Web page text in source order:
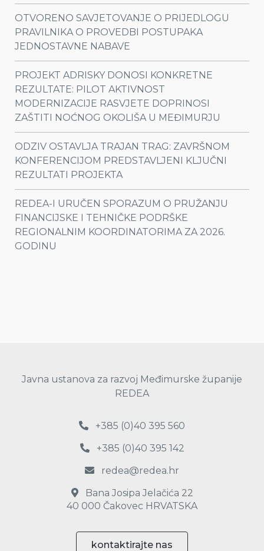
OTVORENO SAVJETOVANJE O PRIJEDLOGU
PRAVILNIKA O PROVEDBI POSTUPAKA
JEDNOSTAVNE NABAVE
PROJEKT ADRISKY DONOSI KONKRETNE
REZULTATE: PILOT AKTIVNOST
MODERNIZACIJE RASVJETE DOPRINOSI
ZAŠTITI NOĆNOG OKOLIŠA U MEĐIMURJU
ODZIV OSTAVLJA TRAJAN TRAG: ZAVRŠNOM
KONFERENCIJOM PREDSTAVLJENI KLJUČNI
REZULTATI PROJEKTA
REDEA-I URUČEN SPORAZUM O PRUŽANJU
FINANCIJSKE I TEHNIČKE PODRŠKE
REGIONALNIM KOORDINATORIMA ZA 2026.
GODINU
Javna ustanova za razvoj Međimurske županije
REDEA
+385 (0)40 395 560
+385 (0)40 395 142
redea@redea.hr
Bana Josipa Jelačića 22
40 000 Čakovec HRVATSKA
kontaktirajte nas